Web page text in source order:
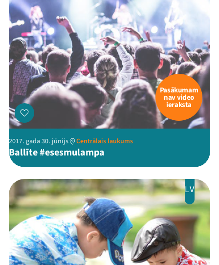
Pasākumam
nav video
ieraksta
2017. gada 30. jūnijs Centrālais laukums
Ballīte #esesmulampa
LV